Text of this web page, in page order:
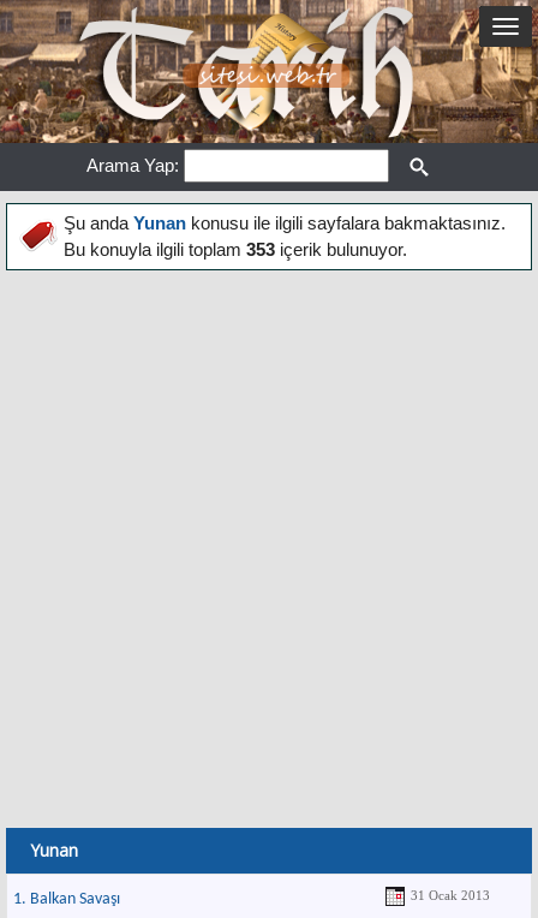
Arama Yap:
Şu andaYunan konusu ile ilgili sayfalara bakmaktasınız.
Bu konuyla ilgili toplam 353 içerik bulunuyor.
Yunan
1. Balkan Savaşı 31 Ocak 2013